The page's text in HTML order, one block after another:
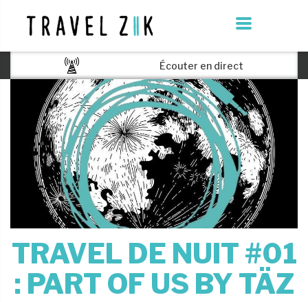
Écouter en direct
TRAVEL DE NUIT #01
: PART OF US BY TÄZ